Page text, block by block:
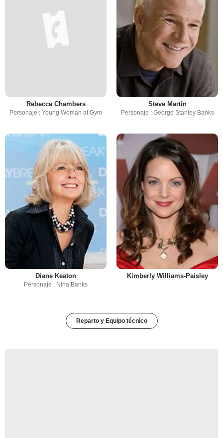
Rebecca Chambers
Personaje : Young Woman at Gym
Steve Martin
Personaje : George Stanley Banks
Diane Keaton
Personaje : Nina Banks
Kimberly Williams-Paisley
Reparto y Equipo técnico